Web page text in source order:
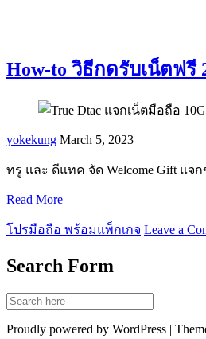
How-to วิธีกดรับเน็ตฟรี
yokekung March 5, 2023
ทรู และ ดีแทค จัด Welcome Gift แ
Read More
โปรมือถือ พร้อมแพ็กเกจ Leave a
Search Form
Proudly powered by WordPress |